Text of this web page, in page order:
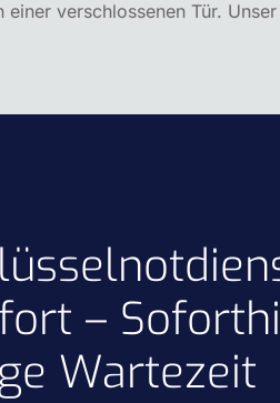
einer verschlossenen Tür.
–
Wartezeit